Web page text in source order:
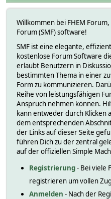
Willkommen bei FHEM
Forum (SMF) software!
SMF ist eine elegante,
kostenlose Forum Software
erlaubt Benutzern in
bestimmten Thema in einer
Form zu kommunizieren.
Reihe von leistungsfähigen
Anspruch nehmen können.
kann entweder durch Klicken
dem entsprechenden
der Links auf dieser Seite
führen Dich zu der zentral
auf der offiziellen Simple
Registrierung- Bei viele
registrieren um vollen
Anmelden - Nach der